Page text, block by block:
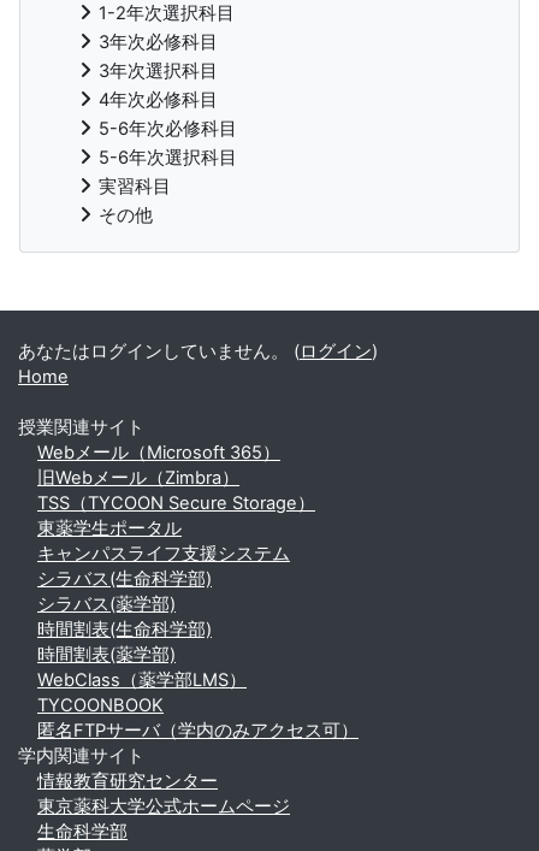
1-2年次選択科目
3年次必修科目
3年次選択科目
4年次必修科目
5-6年次必修科目
5-6年次選択科目
実習科目
その他
補助ブロック
あなたはログインしていません。 (ログイン)
Home
授業関連サイト
Webメール（Microsoft 365）
旧Webメール（Zimbra）
TSS（TYCOON Secure Storage）
東薬学生ポータル
キャンパスライフ支援システム
シラバス(生命科学部)
シラバス(薬学部)
時間割表(生命科学部)
時間割表(薬学部)
WebClass（薬学部LMS）
TYCOONBOOK
匿名FTPサーバ（学内のみアクセス可）
学内関連サイト
情報教育研究センター
東京薬科大学公式ホームページ
生命科学部